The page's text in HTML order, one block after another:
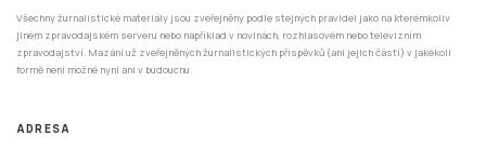
Všechny žurnalistické materiály jsou zveřejněny podle stejných pravidel jako na kterémkoliv
jiném zpravodajském serveru nebo například v novinách, rozhlasovém nebo televizním
zpravodajství. Mazání už zveřejněných žurnalistických příspěvků (ani jejich částí) v jakékoli
formě není možné nyní ani v budoucnu.
ADRESA